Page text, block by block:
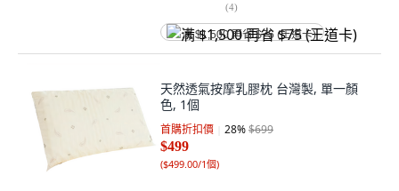
(4)
满 $1,500 再省 $75 (王道卡)
天然透氣按摩乳膠枕 台灣製, ​單一顏
色, 1個
首購折扣價 28%$699
$499
($499.00/1個)